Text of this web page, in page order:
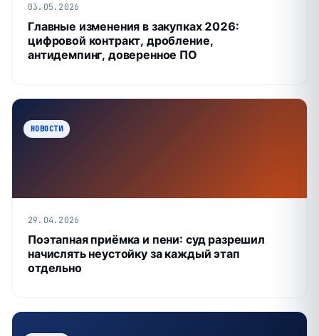
03.05.2026
Главные изменения в закупках 2026:
цифровой контракт, дробление,
антидемпинг, доверенное ПО
НОВОСТИ
29.04.2026
Поэтапная приёмка и пени: суд разрешил
начислять неустойку за каждый этап
отдельно